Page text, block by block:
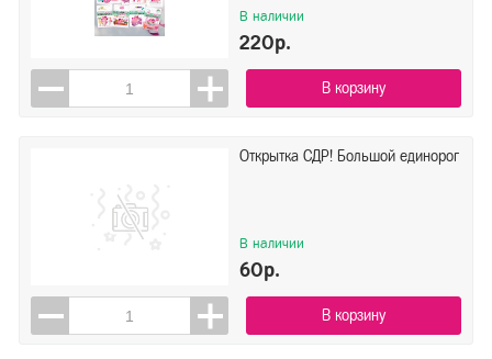
В наличии
220р.
В корзину
Открытка СДР! Большой единорог
В наличии
60р.
В корзину